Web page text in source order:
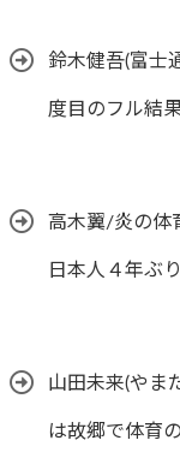
鈴木健吾(富士
度目のフル結
高木翼/炎の体
日本人４年ぶ
山田未来(やま
は故郷で体育